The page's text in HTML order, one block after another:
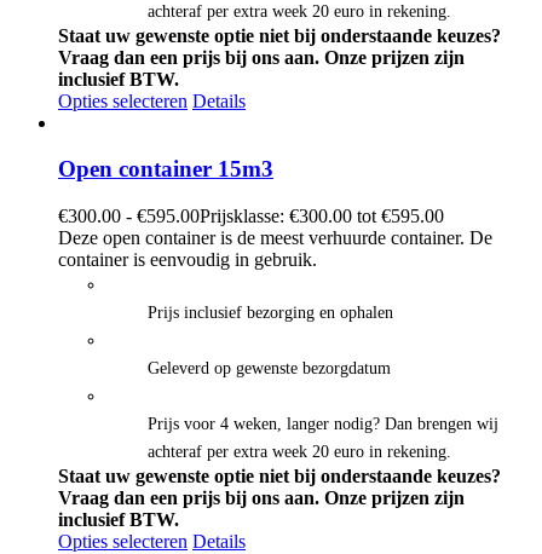
achteraf per extra week 20 euro in rekening.
Staat uw gewenste optie niet bij onderstaande keuzes?
Vraag dan een prijs bij ons aan. Onze prijzen zijn
inclusief BTW.
Opties selecteren Details
Open container 15m3
€300.00 - €595.00Prijsklasse: €300.00 tot €595.00
Deze open container is de meest verhuurde container. De
container is eenvoudig in gebruik.
Prijs inclusief bezorging en ophalen
Geleverd op gewenste bezorgdatum
Prijs voor 4 weken, langer nodig? Dan brengen wij
achteraf per extra week 20 euro in rekening.
Staat uw gewenste optie niet bij onderstaande keuzes?
Vraag dan een prijs bij ons aan. Onze prijzen zijn
inclusief BTW.
Opties selecteren Details